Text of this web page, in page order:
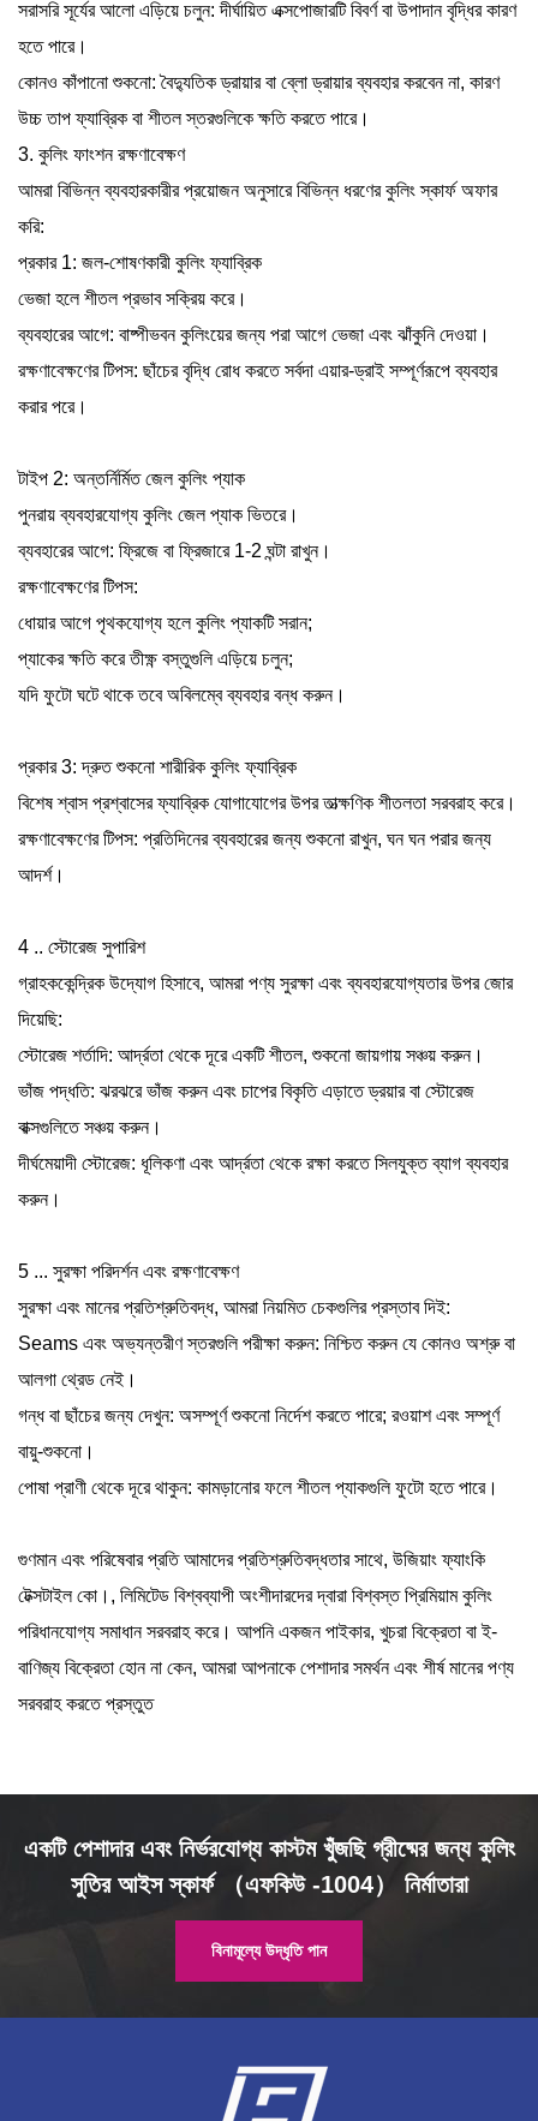
সরাসরি সূর্যের আলো এড়িয়ে চলুন: দীর্ঘায়িত এক্সপোজারটি বিবর্ণ বা উপাদান বৃদ্ধির কারণ
হতে পারে।
কোনও কাঁপানো শুকনো: বৈদ্যুতিক ড্রায়ার বা ব্লো ড্রায়ার ব্যবহার করবেন না, কারণ
উচ্চ তাপ ফ্যাব্রিক বা শীতল স্তরগুলিকে ক্ষতি করতে পারে।
3. কুলিং ফাংশন রক্ষণাবেক্ষণ
আমরা বিভিন্ন ব্যবহারকারীর প্রয়োজন অনুসারে বিভিন্ন ধরণের কুলিং স্কার্ফ অফার
করি:
প্রকার 1: জল-শোষণকারী কুলিং ফ্যাব্রিক
ভেজা হলে শীতল প্রভাব সক্রিয় করে।
ব্যবহারের আগে: বাষ্পীভবন কুলিংয়ের জন্য পরা আগে ভেজা এবং ঝাঁকুনি দেওয়া।
রক্ষণাবেক্ষণের টিপস: ছাঁচের বৃদ্ধি রোধ করতে সর্বদা এয়ার-ড্রাই সম্পূর্ণরূপে ব্যবহার
করার পরে।
টাইপ 2: অন্তর্নির্মিত জেল কুলিং প্যাক
পুনরায় ব্যবহারযোগ্য কুলিং জেল প্যাক ভিতরে।
ব্যবহারের আগে: ফ্রিজে বা ফ্রিজারে 1-2 ঘন্টা রাখুন।
রক্ষণাবেক্ষণের টিপস:
ধোয়ার আগে পৃথকযোগ্য হলে কুলিং প্যাকটি সরান;
প্যাকের ক্ষতি করে তীক্ষ্ণ বস্তুগুলি এড়িয়ে চলুন;
যদি ফুটো ঘটে থাকে তবে অবিলম্বে ব্যবহার বন্ধ করুন।
প্রকার 3: দ্রুত শুকনো শারীরিক কুলিং ফ্যাব্রিক
বিশেষ শ্বাস প্রশ্বাসের ফ্যাব্রিক যোগাযোগের উপর তাত্ক্ষণিক শীতলতা সরবরাহ করে।
রক্ষণাবেক্ষণের টিপস: প্রতিদিনের ব্যবহারের জন্য শুকনো রাখুন, ঘন ঘন পরার জন্য
আদর্শ।
4 .. স্টোরেজ সুপারিশ
গ্রাহককেন্দ্রিক উদ্যোগ হিসাবে, আমরা পণ্য সুরক্ষা এবং ব্যবহারযোগ্যতার উপর জোর
দিয়েছি:
স্টোরেজ শর্তাদি: আর্দ্রতা থেকে দূরে একটি শীতল, শুকনো জায়গায় সঞ্চয় করুন।
ভাঁজ পদ্ধতি: ঝরঝরে ভাঁজ করুন এবং চাপের বিকৃতি এড়াতে ড্রয়ার বা স্টোরেজ
বাক্সগুলিতে সঞ্চয় করুন।
দীর্ঘমেয়াদী স্টোরেজ: ধূলিকণা এবং আর্দ্রতা থেকে রক্ষা করতে সিলযুক্ত ব্যাগ ব্যবহার
করুন।
5 ... সুরক্ষা পরিদর্শন এবং রক্ষণাবেক্ষণ
সুরক্ষা এবং মানের প্রতিশ্রুতিবদ্ধ, আমরা নিয়মিত চেকগুলির প্রস্তাব দিই:
Seams এবং অভ্যন্তরীণ স্তরগুলি পরীক্ষা করুন: নিশ্চিত করুন যে কোনও অশ্রু বা
আলগা থ্রেড নেই।
গন্ধ বা ছাঁচের জন্য দেখুন: অসম্পূর্ণ শুকনো নির্দেশ করতে পারে; রওয়াশ এবং সম্পূর্ণ
বায়ু-শুকনো।
পোষা প্রাণী থেকে দূরে থাকুন: কামড়ানোর ফলে শীতল প্যাকগুলি ফুটো হতে পারে।
গুণমান এবং পরিষেবার প্রতি আমাদের প্রতিশ্রুতিবদ্ধতার সাথে, উজিয়াং ফ্যাংকি
টেক্সটাইল কো।, লিমিটেড বিশ্বব্যাপী অংশীদারদের দ্বারা বিশ্বস্ত প্রিমিয়াম কুলিং
পরিধানযোগ্য সমাধান সরবরাহ করে। আপনি একজন পাইকার, খুচরা বিক্রেতা বা ই-
বাণিজ্য বিক্রেতা হোন না কেন, আমরা আপনাকে পেশাদার সমর্থন এবং শীর্ষ মানের পণ্য
সরবরাহ করতে প্রস্তুত
একটি পেশাদার এবং নির্ভরযোগ্য কাস্টম খুঁজছি গ্রীষ্মের জন্য কুলিং
সুতির আইস স্কার্ফ （এফকিউ -1004） নির্মাতারা
বিনামূল্যে উদ্ধৃতি পান